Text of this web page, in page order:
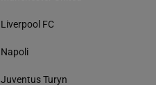
Liverpool FC
Napoli
Juventus Turyn